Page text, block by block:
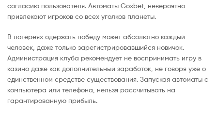
согласию пользователя. Автоматы Goxbet, невероятно
привлекают игроков со всех уголков планеты.
В лотереях одержать победу может абсолютно каждый
человек, даже только зарегистрировавшийся новичок.
Администрация клуба рекомендует не воспринимать игру в
казино даже как дополнительный заработок, не говоря уже о
единственном средстве существования. Запуская автоматы с
компьютера или телефона, нельзя рассчитывать на
гарантированную прибыль.